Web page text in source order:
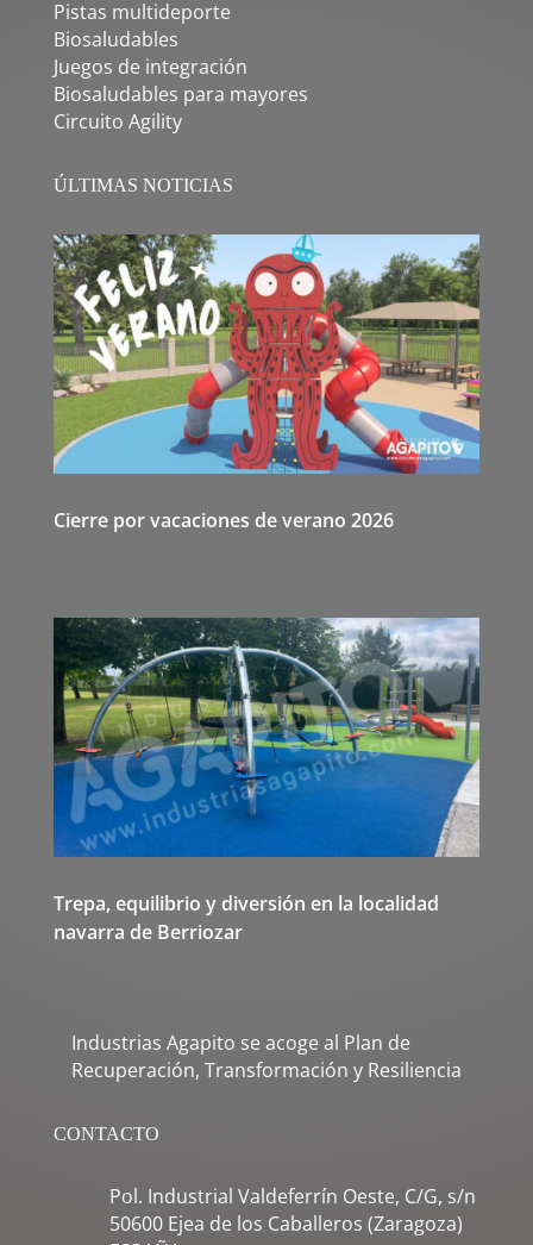
Pistas multideporte
Biosaludables
Juegos de integración
Biosaludables para mayores
Circuito Agility
ÚLTIMAS NOTICIAS
Cierre por vacaciones de verano 2026
Trepa, equilibrio y diversión en la localidad
navarra de Berriozar
Industrias Agapito se acoge al Plan de
Recuperación, Transformación y Resiliencia
CONTACTO
Pol. Industrial Valdeferrín Oeste, C/G, s/n
50600 Ejea de los Caballeros (Zaragoza)